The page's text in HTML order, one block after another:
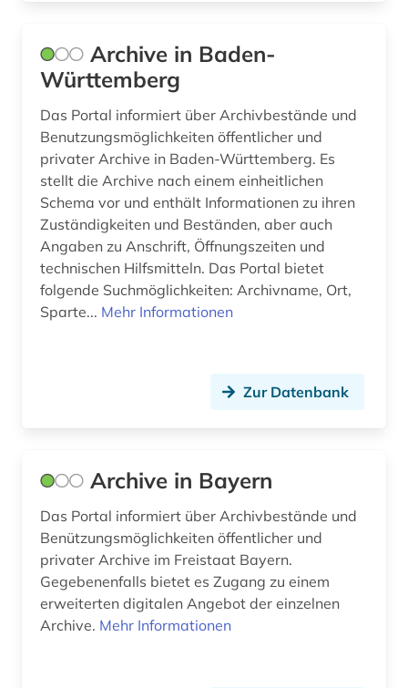
druckgeschichte (2)
druckgraphik (1)
druckindustrie (1)
druckwerk (8)
dunhuang (1)
dunhuang-handschriften (1)
dänemark (1)
elektronische ressource (4)
elektronische zeitschrift (3)
elektronisches buch (10)
emigration (1)
england (1)
Archive in Baden-
Württemberg
Das Portal informiert über Archivbestände und
Benutzungsmöglichkeiten öffentlicher und
privater Archive in Baden-Württemberg. Es
stellt die Archive nach einem einheitlichen
Schema vor und enthält Informationen zu ihren
Zuständigkeiten und Beständen, aber auch
Angaben zu Anschrift, Öffnungszeiten und
technischen Hilfsmitteln. Das Portal bietet
folgende Suchmöglichkeiten: Archivname, Ort,
Sparte... Mehr Informationen
Zur Datenbank
Archive in Bayern
Das Portal informiert über Archivbestände und
Benützungsmöglichkeiten öffentlicher und
privater Archive im Freistaat Bayern.
Gegebenenfalls bietet es Zugang zu einem
erweiterten digitalen Angebot der einzelnen
Archive. Mehr Informationen